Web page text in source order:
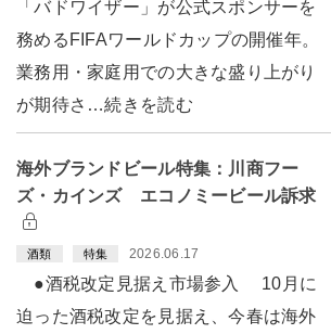
「バドワイザー」が公式スポンサーを
務めるFIFAワールドカップの開催年。
業務用・家庭用での大きな盛り上がり
が期待さ…続きを読む
海外ブランドビール特集：川商フー
ズ・カインズ エコノミービール訴求
酒類 特集 2026.06.17
●酒税改定見据え市場参入 10月に
迫った酒税改定を見据え、今春は海外